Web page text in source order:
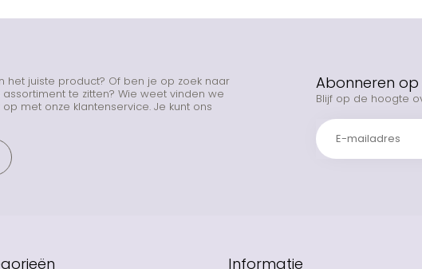
het juiste product? Of ben je op zoek naar
te zitten? Wie weet vinden we
met onze klantenservice. Je kunt ons
Abonneren
Blijf op de hoogte
Informatie